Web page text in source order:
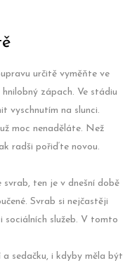
určitě vyměňte ve
zápach. Ve stádiu
vyschnutím na slunci.
moc nenaděláte. Než
radši pořiďte novou.
ten je v dnešní době
Svrab si nejčastěji
sociálních služeb. V tomto
sedačku, i kdyby měla být